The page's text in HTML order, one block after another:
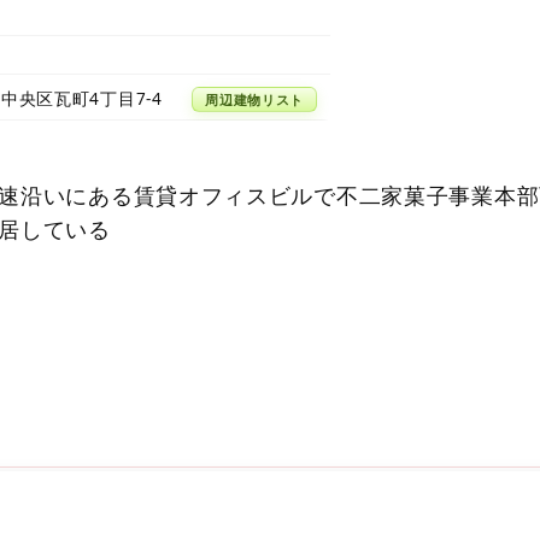
央区瓦町4丁目7-4 周辺建物リスト
沿いにある賃貸オフィスビルで不二家菓子事業本
している